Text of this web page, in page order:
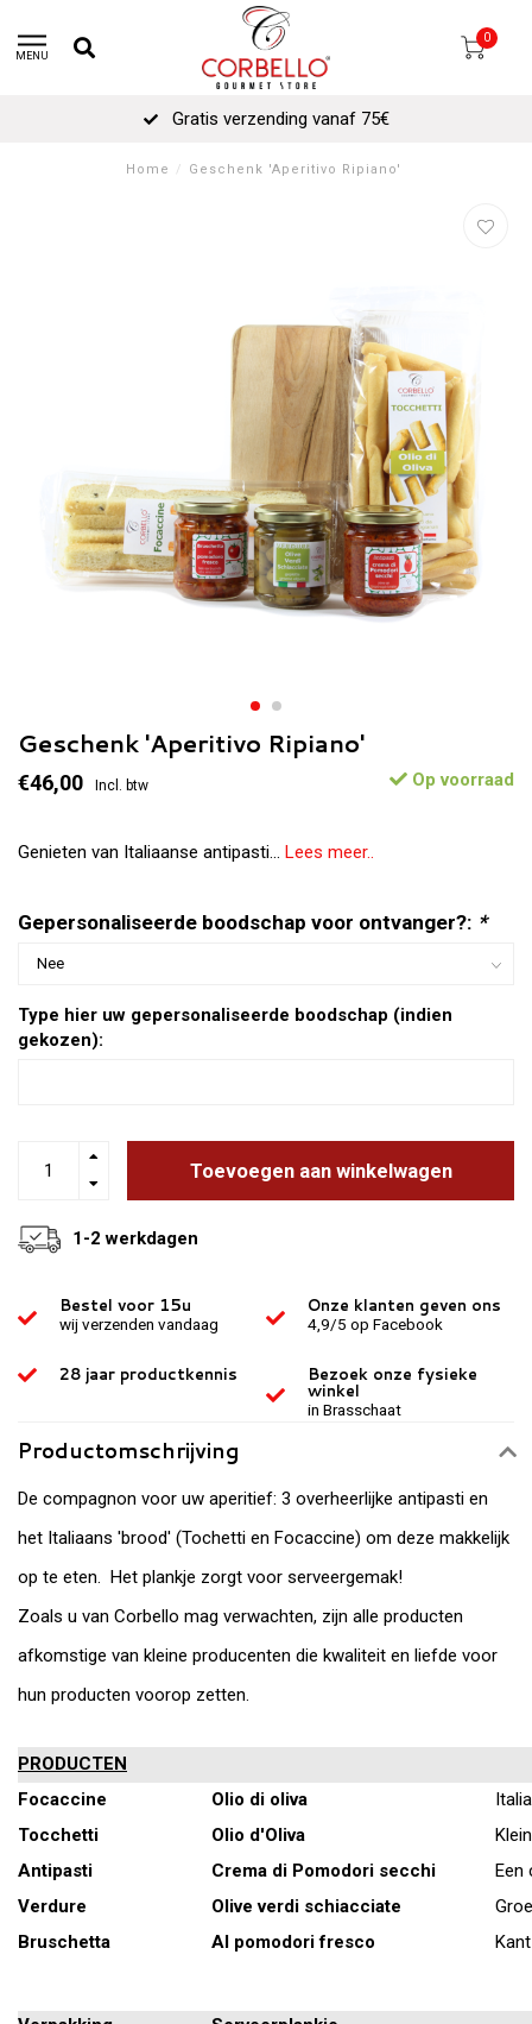
MENU
0
Gratis verzending vanaf 75€
Home / Geschenk 'Aperitivo Ripiano'
Geschenk 'Aperitivo Ripiano'
€46,00 Incl. btw Op voorraad
Genieten van Italiaanse antipasti... Lees meer..
Gepersonaliseerde boodschap voor ontvanger?: *
Type hier uw gepersonaliseerde boodschap (indien
gekozen):
Toevoegen aan winkelwagen
1-2 werkdagen
Bestel voor 15u
wij verzenden vandaag
Onze klanten geven ons
4,9/5 op Facebook
28 jaar productkennis Bezoek onze fysieke
winkel
in Brasschaat
Productomschrijving
De compagnon voor uw aperitief: 3 overheerlijke antipasti en
het Italiaans 'brood' (Tochetti en Focaccine) om deze makkelijk
op te eten. Het plankje zorgt voor serveergemak!
Zoals u van Corbello mag verwachten, zijn alle producten
afkomstige van kleine producenten die kwaliteit en liefde voor
hun producten voorop zetten.
PRODUCTEN
Focaccine
Olio di oliva
Tocchetti
Olio d'Oliva
Antipasti
Crema di Pomodori secchi
Een
Verdure
Olive verdi schiacciate
Bruschetta
Al pomodori fresco